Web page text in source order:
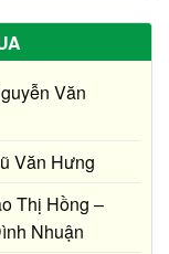
Văn
Văn Hưng
Thị Hồng –
Nhuận